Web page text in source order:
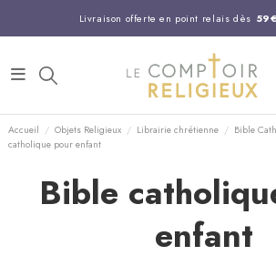
Livraison offerte en point relais dès
Entreprise Française familiale
Support client disponible au 03 20
Commandez avant 14H, expédition le
Accueil Objets Religieux Librairie chrétienne Bible
catholique pour enfant
Bible
enfant